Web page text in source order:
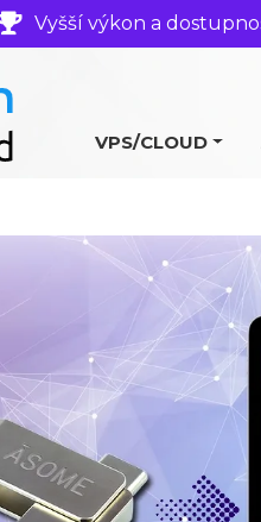
Vyšší výkon a
VPS/CLOUD